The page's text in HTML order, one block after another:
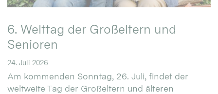
6. Welttag der Großeltern und
Senioren
24. Juli 2026
Am kommenden Sonntag, 26. Juli, findet der
weltweite Tag der Großeltern und älteren